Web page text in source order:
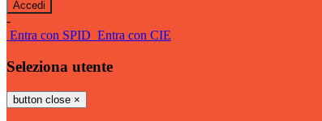
-
Entra con SPID Entra con CIE
Seleziona utente
button close ×